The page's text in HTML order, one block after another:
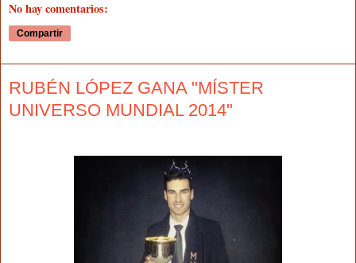
No hay comentarios:
Compartir
RUBÉN LÓPEZ GANA "MÍSTER
UNIVERSO MUNDIAL 2014"